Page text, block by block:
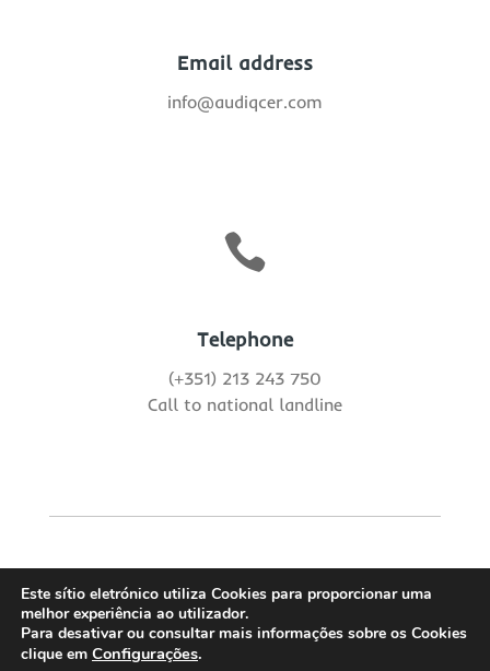
Email address
info@audiqcer.com

Telephone
(+351) 213 243 750
Call to national landline
© Audiqcer 2024
Este sítio eletrónico utiliza Cookies para proporcionar uma
melhor experiência ao utilizador.
Para desativar ou consultar mais informações sobre os Cookies
clique em Configurações.